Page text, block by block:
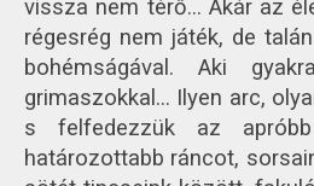
vissza nem térő... Akár az
régesrég nem játék, de
bohémságával. Aki
grimaszokkal... Ilyen arc,
s felfedezzük az
határozottabb ráncot,